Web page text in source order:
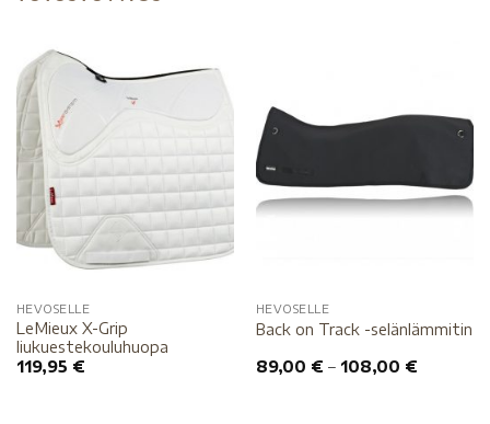
HEVOSELLE
LeMieux X-Grip
liukuestekouluhuopa
119,95 €
HEVOSELLE
Back on Track -selänlämmitin
89,00 € – 108,00 €